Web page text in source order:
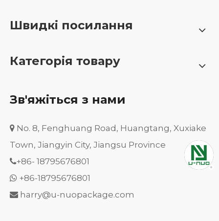
Швидкі посилання
Категорія товару
Зв'яжіться з нами
 No. 8, Fenghuang Road, Huangtang, Xuxiake
Town, Jiangyin City, Jiangsu Province
+86- 18795676801
 +86-18795676801
 harry@u-nuopackage.com